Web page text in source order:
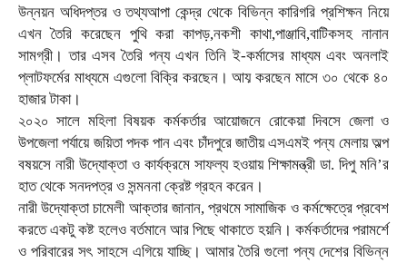
উন্নয়ন অধিদপ্তর ও তথ্যআপা কেন্দ্র থেকে বিভিন্ন কারিগরি প্রশিক্ষন নিয়ে
এখন তৈরি করেছেন পুথি করা কাপড়,নকশী কাথা,পাঞ্জাবি,বাটিকসহ নানান
সামগ্রী। তার এসব তৈরি পন্য এখন তিনি ই-কর্মাসের মাধ্যম এবং অনলাই
প্লাটফর্মের মাধ্যমে এগুলো বিক্রি করছেন। আয় করছেন মাসে ৩০ থেকে ৪০
হাজার টাকা।
২০২০ সালে মহিলা বিষয়ক কর্মকর্তার আয়োজনে রোকেয়া দিবসে জেলা ও
উপজেলা পর্যায়ে জয়িতা পদক পান এবং চাঁদপুরে জাতীয় এসএমই পন্য মেলায় অল্প
বষয়সে নারী উদ্যোক্তা ও কার্যক্রমে সাফল্য হওয়ায় শিক্ষামন্ত্রী ডা. দিপু মনি’র
হাত থেকে সনদপত্র ও সন্মননা ক্রেষ্ট গ্রহন করেন।
নারী উদ্যোক্তা চামেলী আক্তার জানান, প্রথমে সামাজিক ও কর্মক্ষেত্রে প্রবেশ
করতে একটু কষ্ট হলেও বর্তমানে আর পিছে থাকাতে হয়নি। কর্মকর্তাদের পরামর্শে
ও পরিবারের সৎ সাহসে এগিয়ে যাচ্ছি। আমার তৈরি গুলো পন্য দেশের বিভিন্ন